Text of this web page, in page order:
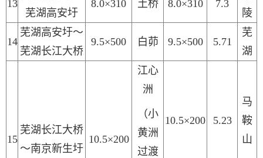
13
芜湖高安圩
8.0×310 土桥 8.0×310 7.3
陵
14
芜湖高安圩～
芜湖长江大桥
9.5×500 白茆 9.5×500 5.71
芜
湖
15
芜湖长江大桥
～南京新生圩
10.5×200
江心
洲
（小
黄洲
过渡
10.5×200 5.23
马
鞍
山